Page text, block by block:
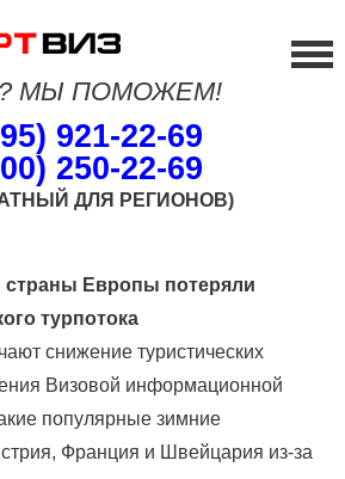
МЫ ПОМОЖЕМ!
921-22-69
250-22-69
ДЛЯ РЕГИОНОВ)
Европы потеряли
турпотока
снижение туристических
Визовой информационной
популярные зимние
Франция и Швейцария из-за